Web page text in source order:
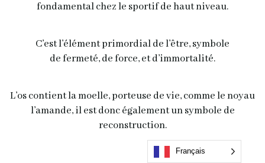
fondamental chez le sportif de haut niveau.
C’est l’élément primordial de l’être, symbole
de fermeté, de force, et d’immortalité.
L’os contient la moelle, porteuse de vie, comme le noyau
l’amande, il est donc également un symbole de
reconstruction.
Français